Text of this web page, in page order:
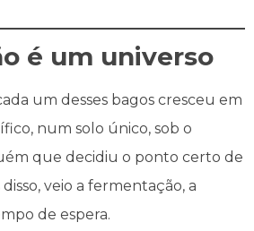
é um universo
um desses bagos cresceu em
num solo único, sob o
que decidiu o ponto certo de
veio a fermentação, a
de espera.